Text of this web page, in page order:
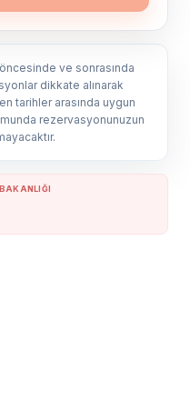
ve sonrasında
dikkate alınarak
tarihler arasında uygun
rezervasyonunuzun